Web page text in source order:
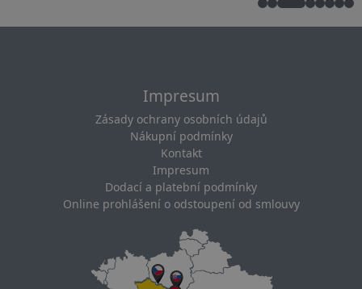
Impresum
Zásady ochrany osobních údajů
Nákupní podmínky
Kontakt
Impresum
Dodací a platební podmínky
Online prohlášení o odstoupení od smlouvy